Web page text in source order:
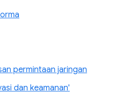
permintaan jaringan
dan keamanan'